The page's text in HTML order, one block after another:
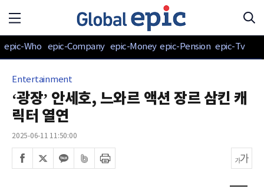
epic-Who epic-Company epic-Money epic-Pension epic-Tv
Entertainment
‘광장’ 안세호, 느와르 액션 장르 삼킨 캐
릭터 열연
2025-06-11 11:50:00